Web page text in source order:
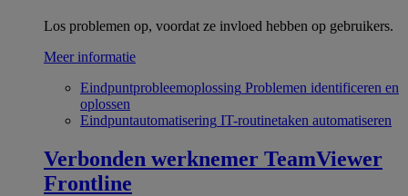
Los problemen op, voordat ze invloed hebben op gebruikers.
Meer informatie
Eindpuntprobleemoplossing Problemen identificeren en
oplossen
Eindpuntautomatisering IT-routinetaken automatiseren
Verbonden werknemer TeamViewer
Frontline